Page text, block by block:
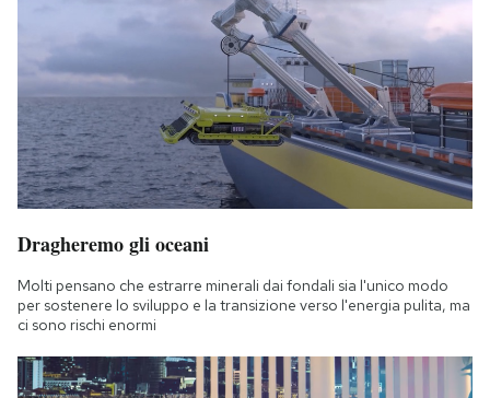
Dragheremo gli oceani
Molti pensano che estrarre minerali dai fondali sia l'unico modo
per sostenere lo sviluppo e la transizione verso l'energia pulita, ma
ci sono rischi enormi